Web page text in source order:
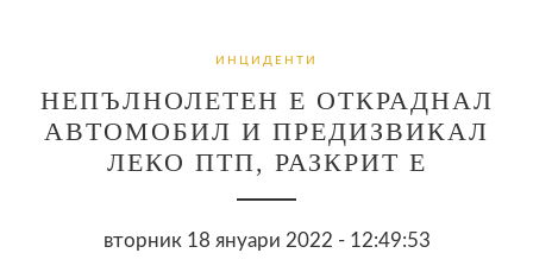
ИНЦИДЕНТИ
НЕПЪЛНОЛЕТЕН Е ОТКРАДНАЛ
АВТОМОБИЛ И ПРЕДИЗВИКАЛ
ЛЕКО ПТП, РАЗКРИТ Е
вторник 18 януари 2022 - 12:49:53